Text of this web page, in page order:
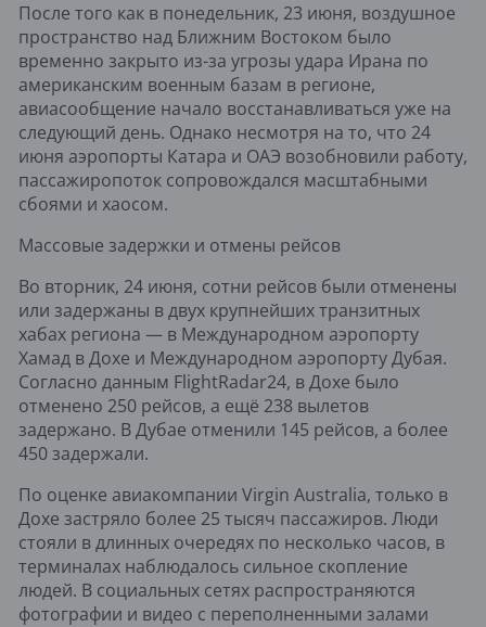
После того как в понедельник, 23 июня, воздушное
пространство над Ближним Востоком было
временно закрыто из-за угрозы удара Ирана по
американским военным базам в регионе,
авиасообщение начало восстанавливаться уже на
следующий день. Однако несмотря на то, что 24
июня аэропорты Катара и ОАЭ возобновили работу,
пассажиропоток сопровождался масштабными
сбоями и хаосом.
Массовые задержки и отмены рейсов
Во вторник, 24 июня, сотни рейсов были отменены
или задержаны в двух крупнейших транзитных
хабах региона — в Международном аэропорту
Хамад в Дохе и Международном аэропорту Дубая.
Согласно данным FlightRadar24, в Дохе было
отменено 250 рейсов, а ещё 238 вылетов
задержано. В Дубае отменили 145 рейсов, а более
450 задержали.
По оценке авиакомпании Virgin Australia, только в
Дохе застряло более 25 тысяч пассажиров. Люди
стояли в длинных очередях по несколько часов, в
терминалах наблюдалось сильное скопление
людей. В социальных сетях распространяются
фотографии и видео с переполненными залами